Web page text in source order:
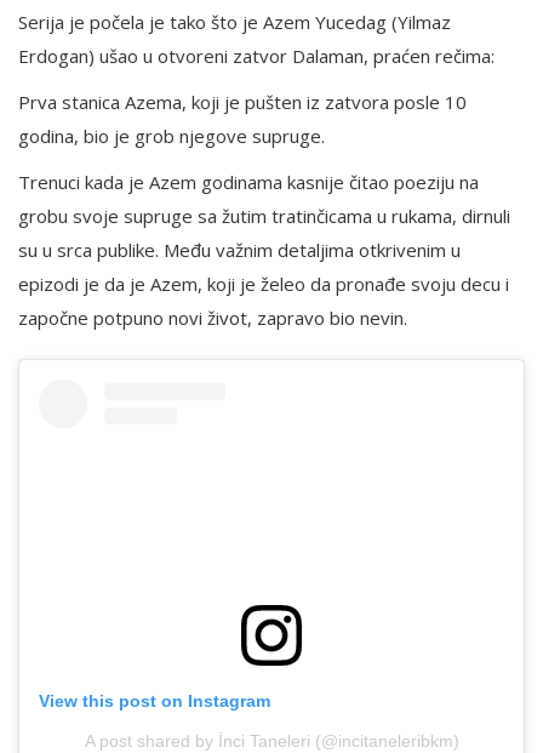
Serija je počela je tako što je Azem Yucedag (Yilmaz
Erdogan) ušao u otvoreni zatvor Dalaman, praćen rečima:
Prva stanica Azema, koji je pušten iz zatvora posle 10
godina, bio je grob njegove supruge.
Trenuci kada je Azem godinama kasnije čitao poeziju na
grobu svoje supruge sa žutim tratinčicama u rukama, dirnuli
su u srca publike. Među važnim detaljima otkrivenim u
epizodi je da je Azem, koji je želeo da pronađe svoju decu i
započne potpuno novi život, zapravo bio nevin.
View this post on Instagram
A post shared by İnci Taneleri (@incitaneleribkm)